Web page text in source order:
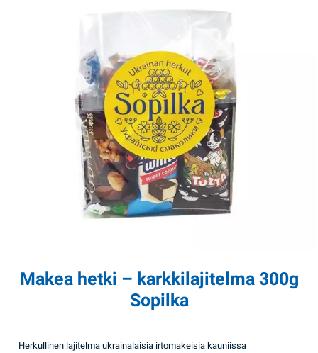
Makea hetki – karkkilajitelma 300g
Sopilka
Herkullinen lajitelma ukrainalaisia irtomakeisia kauniissa